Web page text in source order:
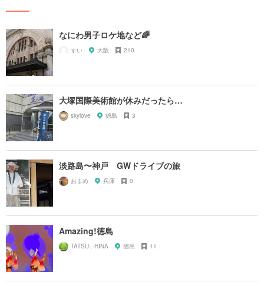
なにわ男子ロケ地など🌈
すい 大阪 210
大塚国際美術館が休みだったら…
skylove 徳島 3
淡路島〜神戸 GWドライブの旅
おまめ 兵庫 0
Amazing!徳島
TATSU-.-HINA 徳島 11